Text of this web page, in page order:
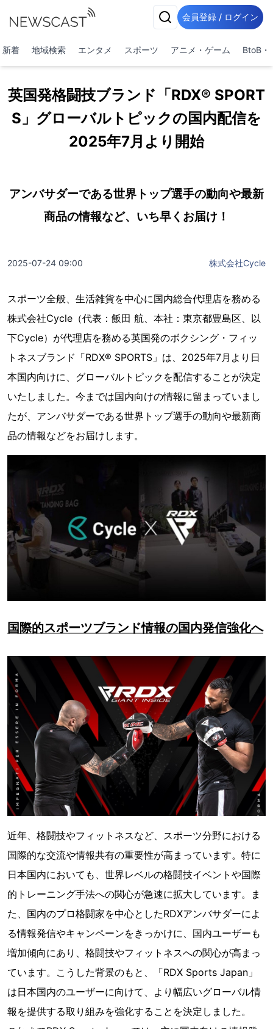
会員登録 / ログイン
新着 地域検索 エンタメ スポーツ アニメ・ゲーム BtoB・
英国発格闘技ブランド「RDX® SPORT
S」グローバルトピックの国内配信を
2025年7月より開始
アンバサダーである世界トップ選手の動向や最新
商品の情報など、いち早くお届け！
2025-07-24 09:00 株式会社Cycle
スポーツ全般、生活雑貨を中心に国内総合代理店を務める
株式会社Cycle（代表：飯田 航、本社：東京都豊島区、以
下Cycle）が代理店を務める英国発のボクシング・フィッ
トネスブランド「RDX® SPORTS」は、2025年7月より日
本国内向けに、グローバルトピックを配信することが決定
いたしました。今までは国内向けの情報に留まっていまし
たが、アンバサダーである世界トップ選手の動向や最新商
品の情報などをお届けします。
国際的スポーツブランド情報の国内発信強化へ
近年、格闘技やフィットネスなど、スポーツ分野における
国際的な交流や情報共有の重要性が高まっています。特に
日本国内においても、世界レベルの格闘技イベントや国際
的トレーニング手法への関心が急速に拡大しています。ま
た、国内のプロ格闘家を中心としたRDXアンバサダーによ
る情報発信やキャンペーンをきっかけに、国内ユーザーも
増加傾向にあり、格闘技やフィットネスへの関心が高まっ
ています。こうした背景のもと、「RDX Sports Japan」
は日本国内のユーザーに向けて、より幅広いグローバル情
報を提供する取り組みを強化することを決定しました。